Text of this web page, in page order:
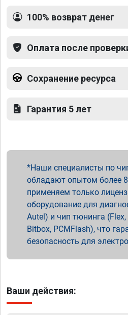
100% возврат денег
Оплата после
Сохранение ресурса
Гарантия 5 лет
Наши специалисты по
обладают опытом более
применяем только
оборудование для
Autel) и чип тюнинга (Flex,
Bitbox, PCMFlash), что
безопасность для
Ваши действия: